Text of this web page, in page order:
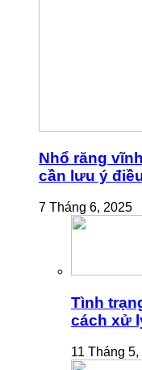
Nhổ răng
cần lưu ý
7 Tháng 6, 2025
Tình
cách xử
11 Tháng